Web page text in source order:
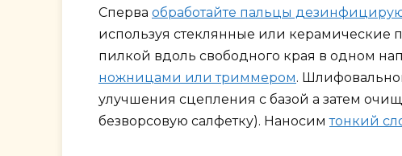
Сперва обработайте пальцы
используя стеклянные или керамические
пилкой вдоль свободного края в одном
ножницами или триммером.
улучшения сцепления с базой а затем
безворсовую салфетку). Наносимтонкий